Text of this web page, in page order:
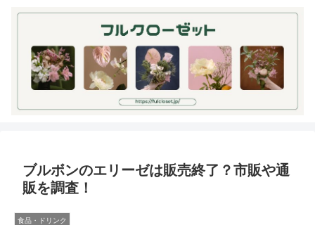
ブルボンのエリーゼは販売終了？市販や通
販を調査！
食品・ドリンク